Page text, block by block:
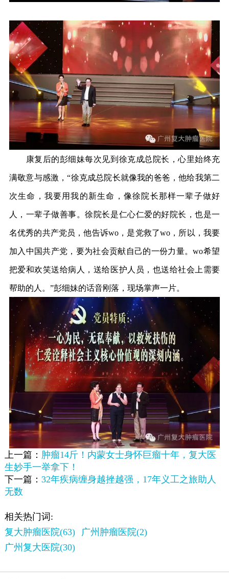
康复后的彭细妹每次见到徐克成总院长，心里始终充
满敬意与感激，“徐克成总院长就像我的爸爸，他给我第二
次生命，我要用我的新生命，像徐院长那样一辈子做好
人，一辈子做善事。徐院长是仁心仁爱的好院长，也是一
名优秀的共产党员，他告诉wo，是党救了wo，所以，我要
加入中国共产党，要为社会贡献自己的一份力量。wo希望
把爱和欢笑送给病人，送给医护人员，也送给社会上需要
帮助的人。”彭细妹的话音刚落，现场掌声一片。
上一篇： 肿瘤14斤！内蒙女士身怀巨瘤十年，复大医
生妙手一举拿下！
下一篇： 32年疾病缠身越挫越强，17年义工之旅助人
无数
相关热门词:
复大肿瘤医院(63)
广州肿瘤医院(2)
广州复大医院(30)